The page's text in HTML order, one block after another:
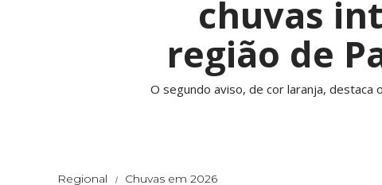
chuvas
região de
O segundo aviso, de cor laranja, destaca
Regional Chuvas em 2026